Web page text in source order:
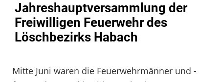
Jahreshauptversammlung der
Freiwilligen Feuerwehr des
Löschbezirks Habach
Mitte Juni waren die Feuerwehrmänner und -